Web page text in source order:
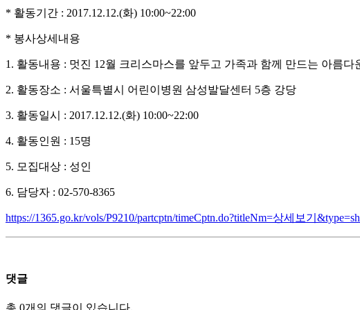
* 활동기간 : 2017.12.12.(화) 10:00~22:00
* 봉사상세내용
1. 활동내용 : 멋진 12월 크리스마스를 앞두고 가족과 함께 만드는 아름
2. 활동장소 : 서울특별시 어린이병원 삼성발달센터 5층 강당
3. 활동일시 : 2017.12.12.(화) 10:00~22:00
4. 활동인원 : 15명
5. 모집대상 : 성인
6. 담당자 : 02-570-8365
https://1365.go.kr/vols/P9210/partcptn/timeCptn.do?titleNm=상세보기
댓글
총 0개의 댓글이 있습니다.